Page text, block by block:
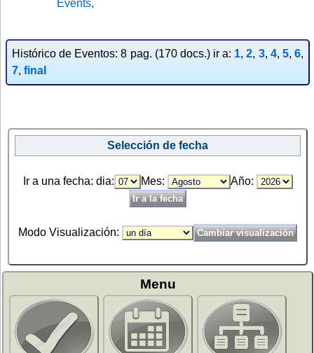
Histórico de Eventos: 8 pag. (170 docs.) ir a: 1,2, 3, 4, 5,6,
7, final
Selección de fecha
Ir a una fecha: dia: Mes: Año:
Modo Visualización:
Menu